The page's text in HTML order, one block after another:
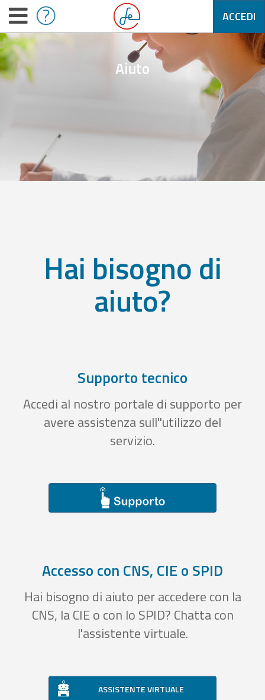
ACCEDI
Aiuto
Hai bisogno di
aiuto?
Supporto tecnico
Accedi al nostro portale di supporto per
avere assistenza sull''utilizzo del
servizio.
Accesso con CNS, CIE o SPID
Hai bisogno di aiuto per accedere con la
CNS, la CIE o con lo SPID? Chatta con
l'assistente virtuale.
ASSISTENTE VIRTUALE